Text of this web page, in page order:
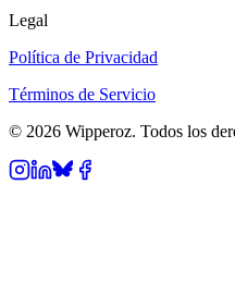
Legal
Política de Privacidad
Términos de Servicio
© 2026 Wipperoz. Todos los